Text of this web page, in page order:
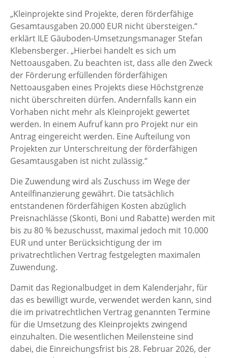
„Kleinprojekte sind Projekte, deren förderfähige
Gesamtausgaben 20.000 EUR nicht übersteigen.“
erklärt ILE Gäuboden-Umsetzungsmanager Stefan
Klebensberger. „Hierbei handelt es sich um
Nettoausgaben. Zu beachten ist, dass alle den Zweck
der Förderung erfüllenden förderfähigen
Nettoausgaben eines Projekts diese Höchstgrenze
nicht überschreiten dürfen. Andernfalls kann ein
Vorhaben nicht mehr als Kleinprojekt gewertet
werden. In einem Aufruf kann pro Projekt nur ein
Antrag eingereicht werden. Eine Aufteilung von
Projekten zur Unterschreitung der förderfähigen
Gesamtausgaben ist nicht zulässig.“
Die Zuwendung wird als Zuschuss im Wege der
Anteilfinanzierung gewährt. Die tatsächlich
entstandenen förderfähigen Kosten abzüglich
Preisnachlässe (Skonti, Boni und Rabatte) werden mit
bis zu 80 % bezuschusst, maximal jedoch mit 10.000
EUR und unter Berücksichtigung der im
privatrechtlichen Vertrag festgelegten maximalen
Zuwendung.
Damit das Regionalbudget in dem Kalenderjahr, für
das es bewilligt wurde, verwendet werden kann, sind
die im privatrechtlichen Vertrag genannten Termine
für die Umsetzung des Kleinprojekts zwingend
einzuhalten. Die wesentlichen Meilensteine sind
dabei, die Einreichungsfrist bis 28. Februar 2026, der